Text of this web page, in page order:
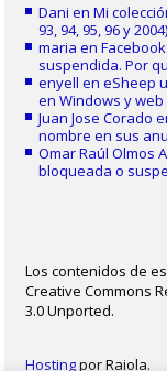
Dani enMi
93, 94, 95, 96 y 2004)
maria en
suspendida. Por
enyell eneSheep
en Windows y web
Juan Jose Corado
nombre en sus
Omar Raúl Olmos
bloqueada o
Los contenidos de
Creative Commons
3.0 Unported.
Hostingpor Raiola.